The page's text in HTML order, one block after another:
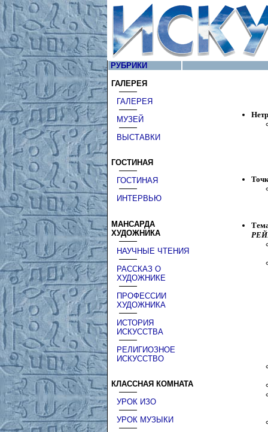
РУБРИКИ
ГАЛЕРЕЯ
ГАЛЕРЕЯ
МУЗЕЙ
ВЫСТАВКИ
ГОСТИНАЯ
ГОСТИНАЯ
ИНТЕРВЬЮ
МАНСАРДА
ХУДОЖНИКА
НАУЧНЫЕ ЧТЕНИЯ
РАССКАЗ О
ХУДОЖНИКЕ
ПРОФЕССИИ
ХУДОЖНИКА
ИСТОРИЯ
ИСКУССТВА
РЕЛИГИОЗНОЕ
ИСКУССТВО
КЛАССНАЯ КОМНАТА
УРОК ИЗО
УРОК МУЗЫКИ